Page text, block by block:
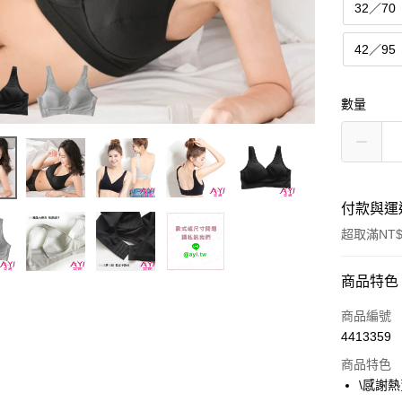
32／70
42／95
數量
付款與
超取滿
付款方式
信用卡一
Apple Pay
商品特色
商品編號
4413359
商品特色
\感謝